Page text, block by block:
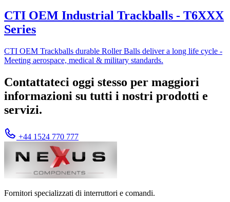
CTI OEM Industrial Trackballs - T6XXX
Series
CTI OEM Trackballs durable Roller Balls deliver a long life cycle -
Meeting aerospace, medical & military standards.
Contattateci oggi stesso per maggiori
informazioni su tutti i nostri prodotti e
servizi.
+44 1524 770 777
Fornitori specializzati di interruttori e comandi.